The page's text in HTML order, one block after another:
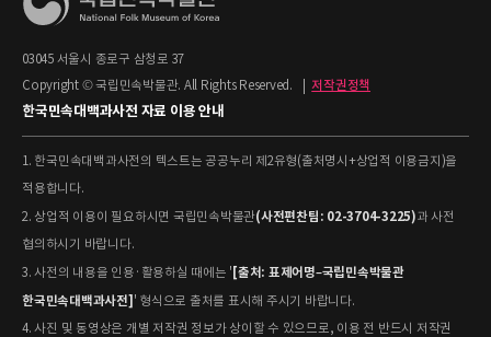
03045 서울시 종로구 삼청로 37
Copyright © 국립민속박물관. All Rights Reserved.
저작권정책
한국민속대백과사전 자료 이용 안내
1. 한국민속대백과사전의 텍스트는 공공누리 제2유형(출처명시+상업적 이용금지)을
적용합니다.
2. 상업적 이용이 필요하시면 국립민속박물관(사전편찬팀: 02-3704-3225)과 사전
협의하시기 바랍니다.
3. 사전의 내용을 인용·활용하실 때에는 ' [출처: 표제어명–국립민속박물관
한국민속대백과사전] ' 형식으로 출처를 표시해 주시기 바랍니다.
4. 사진 및 동영상은 개별 저작권 정보가 상이할 수 있으므로, 이용 전 반드시 저작권